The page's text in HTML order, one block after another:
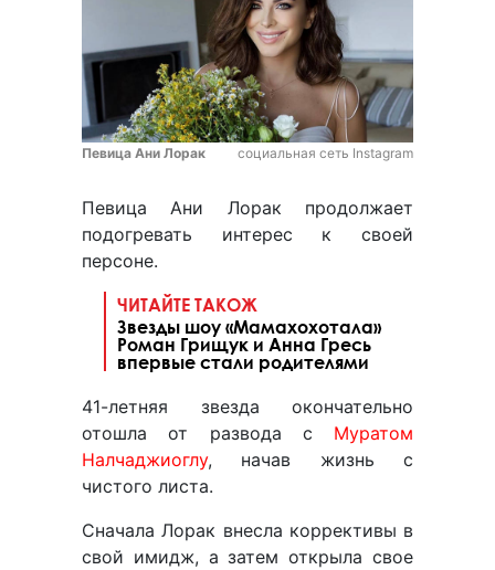
Певица Ани Лорак социальная сеть Instagram
Певица Ани Лорак продолжает
подогревать интерес к своей
персоне.
ЧИТАЙТЕ ТАКОЖ
Звезды шоу «Мамахохотала»
Роман Грищук и Анна Гресь
впервые стали родителями
41-летняя звезда окончательно
отошла от развода с Муратом
Налчаджиоглу, начав жизнь с
чистого листа.
Сначала Лорак внесла коррективы в
свой имидж, а затем открыла свое